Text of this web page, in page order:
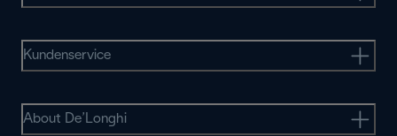
Kundenservice
About De’Longhi